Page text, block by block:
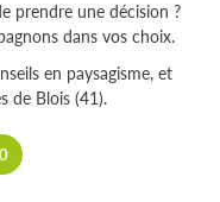
prendre une décision ?
dans vos choix.
en paysagisme, et
de Blois (41).